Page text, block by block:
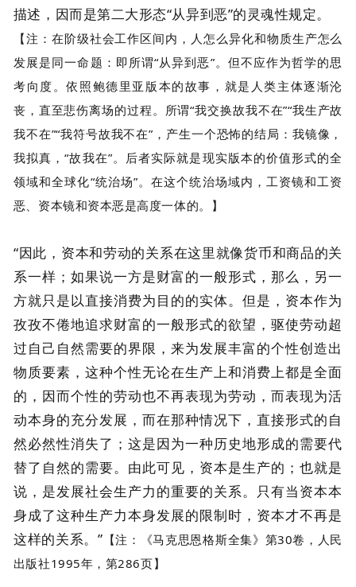
描述，因而是第二大形态“从异到恶”的灵魂性规定。
【注：在阶级社会工作区间内，人怎么异化和物质生产怎么
发展是同一命题：即所谓“从异到恶”。但不应作为哲学的思
考向度。依照鲍德里亚版本的故事，就是人类主体逐渐沦
丧，直至悲伤离场的过程。所谓“我交换故我不在”“我生产故
我不在”“我符号故我不在”，产生一个恐怖的结局：我镜像，
我拟真，“故我在”。后者实际就是现实版本的价值形式的全
领域和全球化“统治场”。在这个统治场域内，工资镜和工资
恶、资本镜和资本恶是高度一体的。】
“因此，资本和劳动的关系在这里就像货币和商品的关
系一样；如果说一方是财富的一般形式，那么，另一
方就只是以直接消费为目的的实体。但是，资本作为
孜孜不倦地追求财富的一般形式的欲望，驱使劳动超
过自己自然需要的界限，来为发展丰富的个性创造出
物质要素，这种个性无论在生产上和消费上都是全面
的，因而个性的劳动也不再表现为劳动，而表现为活
动本身的充分发展，而在那种情况下，直接形式的自
然必然性消失了；这是因为一种历史地形成的需要代
替了自然的需要。由此可见，资本是生产的；也就是
说，是发展社会生产力的重要的关系。只有当资本本
身成了这种生产力本身发展的限制时，资本才不再是
这样的关系。” 【注：《马克思恩格斯全集》第30卷，人民
出版社1995年，第286页】